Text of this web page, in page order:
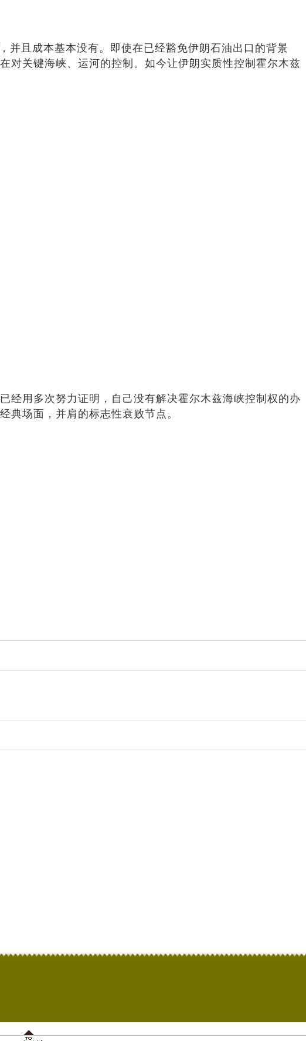
并且成本基本没有。即使在已经豁免伊朗石油出口的背景
对关键海峡、运河的控制。如今让伊朗实质性控制霍尔木兹
经用多次努力证明，自己没有解决霍尔木兹海峡控制权的办
典场面，并肩的标志性衰败节点。